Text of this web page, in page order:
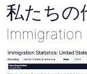
私たちの